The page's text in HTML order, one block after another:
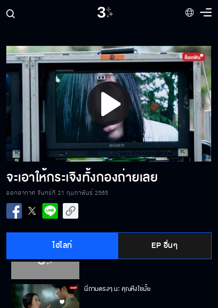
Play
Video
จะเอาให้กระเจิงทั้งกองถ่ายเลย
ออกอากาศ จันทร์ที่ 21 กุมภาพันธ์ 2565
ไฮไลท์ EP อื่นๆ
ฉันไปเป็นตัวเล็กของคุณตั้งแต่เมื่อไหร่
หายงอนเถอะ
ชีวิตคุณมีค่าและก็ยังมีฉัน
นี่ถามตรงๆ นะ คุณหึงใช่มั้ย